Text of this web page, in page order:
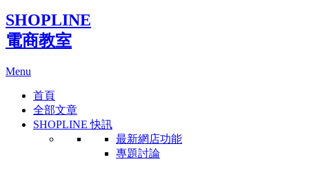
SHOPLINE
電商教室
Menu
首頁
全部文章
SHOPLINE 快訊
最新網店功能
專題討論